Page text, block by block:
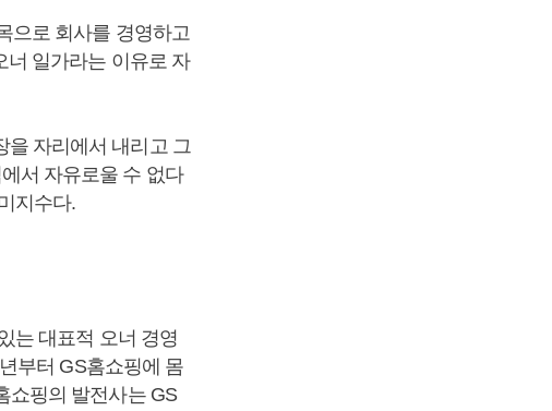
으로 회사를 경영하고
너 일가라는 이유로 자
을 자리에서 내리고 그
서 자유로울 수 없다
지수다.
는 대표적 오너 경영
부터 GS홈쇼핑에 몸
쇼핑의 발전사는 GS